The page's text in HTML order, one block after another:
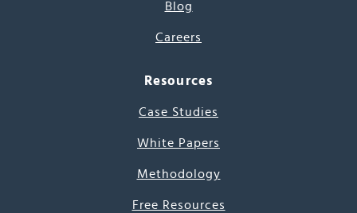
Blog
Careers
Resources
Case Studies
White Papers
Methodology
Free Resources